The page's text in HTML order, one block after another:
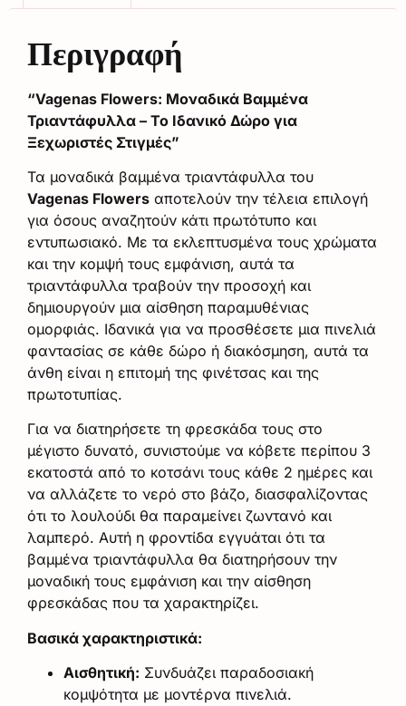
Περιγραφή
“Vagenas Flowers: Μοναδικά Βαμμένα
Τριαντάφυλλα – Το Ιδανικό Δώρο για
Ξεχωριστές Στιγμές”
Τα μοναδικά βαμμένα τριαντάφυλλα του
Vagenas Flowers αποτελούν την τέλεια επιλογή
για όσους αναζητούν κάτι πρωτότυπο και
εντυπωσιακό. Με τα εκλεπτυσμένα τους χρώματα
και την κομψή τους εμφάνιση, αυτά τα
τριαντάφυλλα τραβούν την προσοχή και
δημιουργούν μια αίσθηση παραμυθένιας
ομορφιάς. Ιδανικά για να προσθέσετε μια πινελιά
φαντασίας σε κάθε δώρο ή διακόσμηση, αυτά τα
άνθη είναι η επιτομή της φινέτσας και της
πρωτοτυπίας.
Για να διατηρήσετε τη φρεσκάδα τους στο
μέγιστο δυνατό, συνιστούμε να κόβετε περίπου 3
εκατοστά από το κοτσάνι τους κάθε 2 ημέρες και
να αλλάζετε το νερό στο βάζο, διασφαλίζοντας
ότι το λουλούδι θα παραμείνει ζωντανό και
λαμπερό. Αυτή η φροντίδα εγγυάται ότι τα
βαμμένα τριαντάφυλλα θα διατηρήσουν την
μοναδική τους εμφάνιση και την αίσθηση
φρεσκάδας που τα χαρακτηρίζει.
Βασικά χαρακτηριστικά:
Αισθητική: Συνδυάζει παραδοσιακή
κομψότητα με μοντέρνα πινελιά.